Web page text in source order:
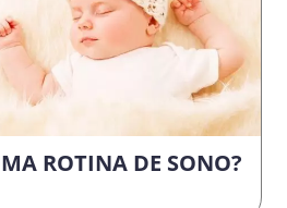
ROTINA DE SONO?